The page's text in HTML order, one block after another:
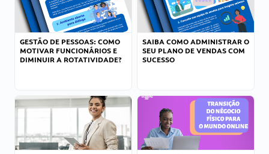
GESTÃO DE PESSOAS: COMO
MOTIVAR FUNCIONÁRIOS E
DIMINUIR A ROTATIVIDADE?
SAIBA COMO ADMINISTRAR O
SEU PLANO DE VENDAS COM
SUCESSO